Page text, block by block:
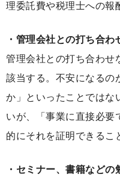
理委託費や税理士への報
・管理会社との打ち合
管理会社との打ち合わせ
該当する。不安になるの
か」といったことではな
いが、「事業に直接必要
的にそれを証明できるこ
・セミナー、書籍などの